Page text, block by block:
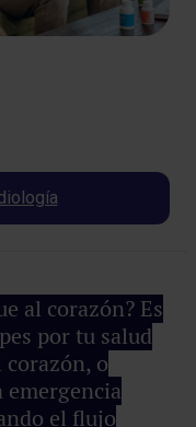
al corazón? Es
por tu salud
corazón, o
el flujo